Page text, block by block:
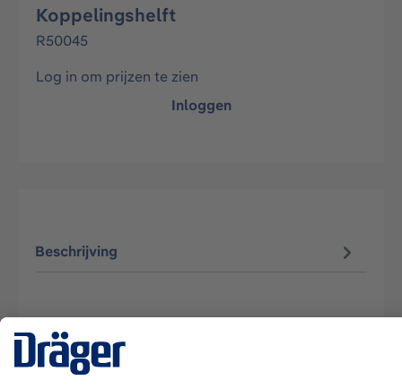
Koppelingshelft
R50045
Log in om prijzen te zien
Inloggen
Beschrijving